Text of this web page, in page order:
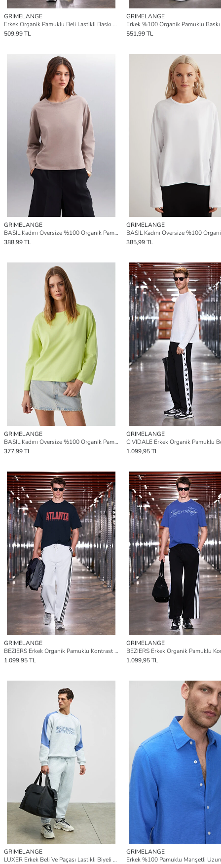
GRIMELANGE
Erkek Organik Pamuklu Beli Lastikli Baskı Detaylı LACİVERT Şort
509,99 TL
GRIMELANGE
551,99 TL
GRIMELANGE
BASIL Kadını Oversize %100 Organik Pamuk Örme Uzun Kol VİZON T-Shirt
388,99 TL
GRIMELANGE
385,99 TL
GRIMELANGE
BASIL Kadını Oversize %100 Organik Pamuk Örme Uzun Kol YEŞİL T-Shirt
377,99 TL
GRIMELANGE
1.099,95 TL
GRIMELANGE
BEZIERS Erkek Organik Pamuklu Kontrast Biyeli Regular Fit BEYAZ Eşofman Altı
1.099,95 TL
GRIMELANGE
1.099,95 TL
GRIMELANGE
LUXER Erkek Beli Ve Paçası Lastikli Biyeli Cepleri Fermuarlı GRİ MELANJ Eşofman Altı
GRIMELANGE